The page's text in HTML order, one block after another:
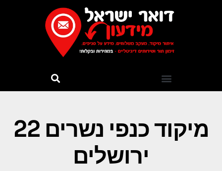
מיקוד כנפי נשרים 22
ירושלים